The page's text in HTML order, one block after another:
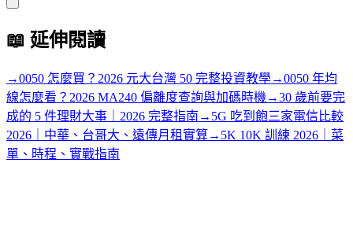
📖 延伸閱讀
→0050 怎麼買？2026 元大台灣 50 完整投資教學→0050 年均
線怎麼看？2026 MA240 偏離度查詢與加碼時機 →30 歲前要完
成的 5 件理財大事｜2026 完整指南 → 5G 吃到飽三家電信比較
2026｜中華、台哥大、遠傳月租實算→ 5K 10K 訓練 2026｜菜
單、時程、實戰指南